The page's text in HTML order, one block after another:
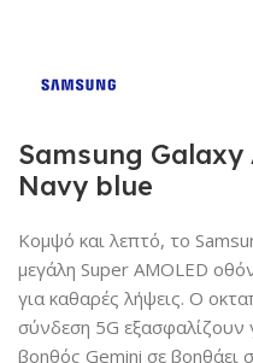
Samsung Galaxy
Navy blue
Κομψό και λεπτό, το
μεγάλη Super AMOLED
για καθαρές λήψεις. Ο
σύνδεση 5G
βοηθός Gemini σε βοηθάει